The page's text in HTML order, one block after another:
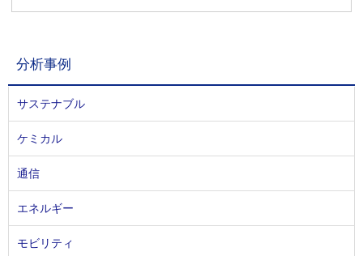
分析事例
サステナブル
ケミカル
通信
エネルギー
モビリティ